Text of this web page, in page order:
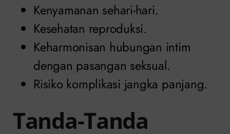
Kenyamanan sehari-hari.
Kesehatan reproduksi.
Keharmonisan hubungan intim
dengan pasangan seksual.
Risiko komplikasi jangka panjang.
Tanda-Tanda